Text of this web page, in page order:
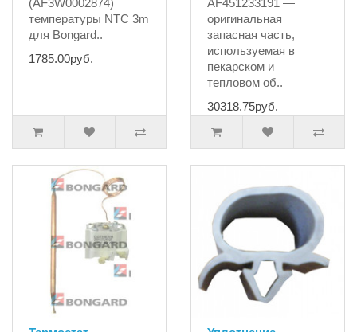
(AF3W0002874)
температуры NTC 3m
для Bongard..
1785.00руб.
AF451233191 —
оригинальная
запасная часть,
используемая в
пекарском и
тепловом об..
30318.75руб.